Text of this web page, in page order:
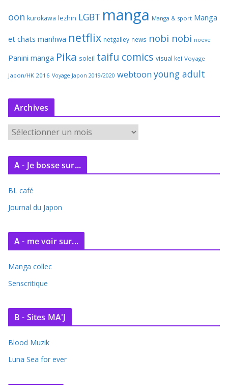
oon kurokawa lezhin LGBT manga Manga & sport Manga
et chats manhwa netflix netgalley news nobi nobi noeve
Panini manga Pika soleil taifu comics visual kei Voyage
Japon/HK 2016 Voyage Japon 2019/2020 webtoon young adult
Archives
r
c
v
e
A - Je bosse sur...
BL café
Journal du Japon
A - me voir sur...
Manga collec
Senscritique
B - Sites MA'J
Blood Muzik
Luna Sea for ever